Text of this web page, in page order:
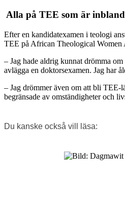
Alla på TEE som är
Efter en kandidatexamen i teologi
TEE på African Theological Women
– Jag hade aldrig kunnat drömma
avlägga en doktorsexamen. Jag har
– Jag drömmer även om att bli TEE-
begränsade av omständigheter och
Du kanske också vill läsa: